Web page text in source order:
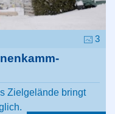
3
Zielgelände bringt